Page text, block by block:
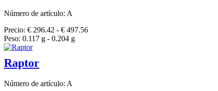
Número de artículo: A
Precio: € 296.42 - € 497.56
Peso: 0.117 g - 0.204 g
Raptor
Número de artículo: A